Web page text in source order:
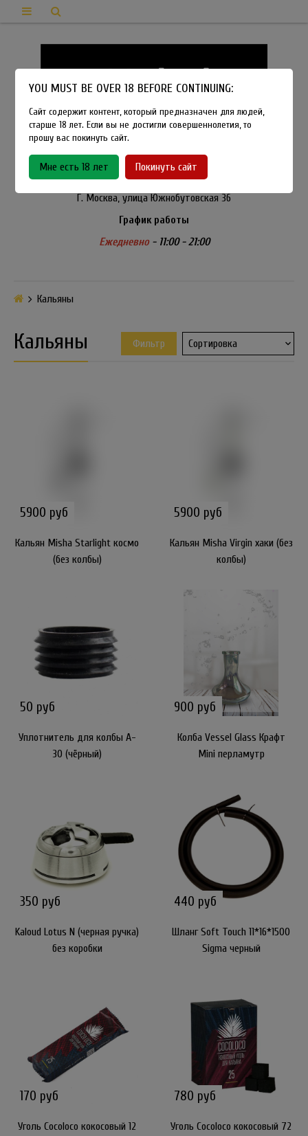
8-915-450-21-92
Розничный магазин Method Vapeshop
Г. Москва, улица Южнобутовская 36
График работы
Ежедневно- 11:00 - 21:00
Кальяны
Кальяны Фильтр
5900 руб
Кальян Misha Starlight космо
(без колбы)
5900 руб
Кальян Misha Virgin хаки (без
колбы)
50 руб
Уплотнитель для колбы A-
30 (чёрный)
900 руб
Колба Vessel Glass Крафт
Mini перламутр
350 руб
Kaloud Lotus N (черная ручка)
без коробки
440 руб
Шланг Soft Touch 11*16*1500
Sigma черный
170 руб
Уголь Cocoloco кокосовый 12
780 руб
Уголь Cocoloco кокосовый 72
YOU MUST BE OVER 18 BEFORE CONTINUING:
Сайт содержит контент, который предназначен для людей,
старше 18 лет. Если вы не достигли совершеннолетия, то
прошу вас покинуть сайт.
Мне есть 18 лет Покинуть сайт